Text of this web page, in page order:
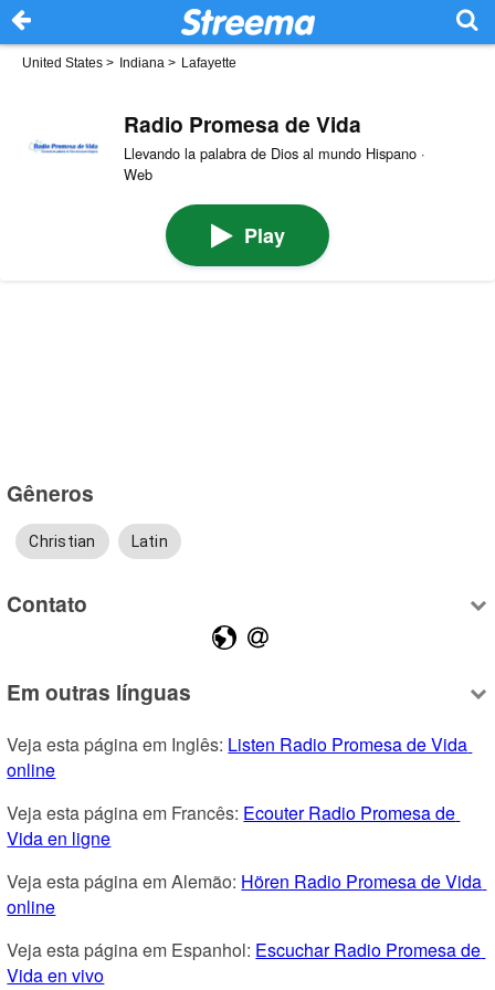
United States > Indiana > Lafayette
Radio Promesa de Vida
Llevando la palabra de Dios al mundo Hispano ·
Web
Play
Gêneros
Christian Latin
Contato
Em outras línguas
Veja esta página em Inglês: Listen Radio Promesa de Vida
online
Veja esta página em Francês: Ecouter Radio Promesa de
Vida en ligne
Veja esta página em Alemão: Hören Radio Promesa de Vida
online
Veja esta página em Espanhol: Escuchar Radio Promesa de
Vida en vivo